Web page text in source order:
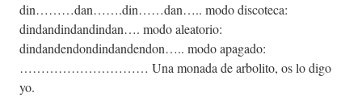
din………dan…….din……dan….. modo discoteca:
dindandindandindan…. modo aleatorio:
dindandendondindandendon….. modo apagado:
………………………… Una monada de arbolito, os lo digo
yo.